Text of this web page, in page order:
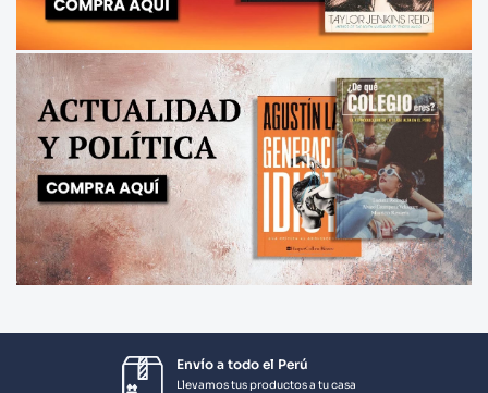
Envío a todo el Perú
Llevamos tus productos a tu casa